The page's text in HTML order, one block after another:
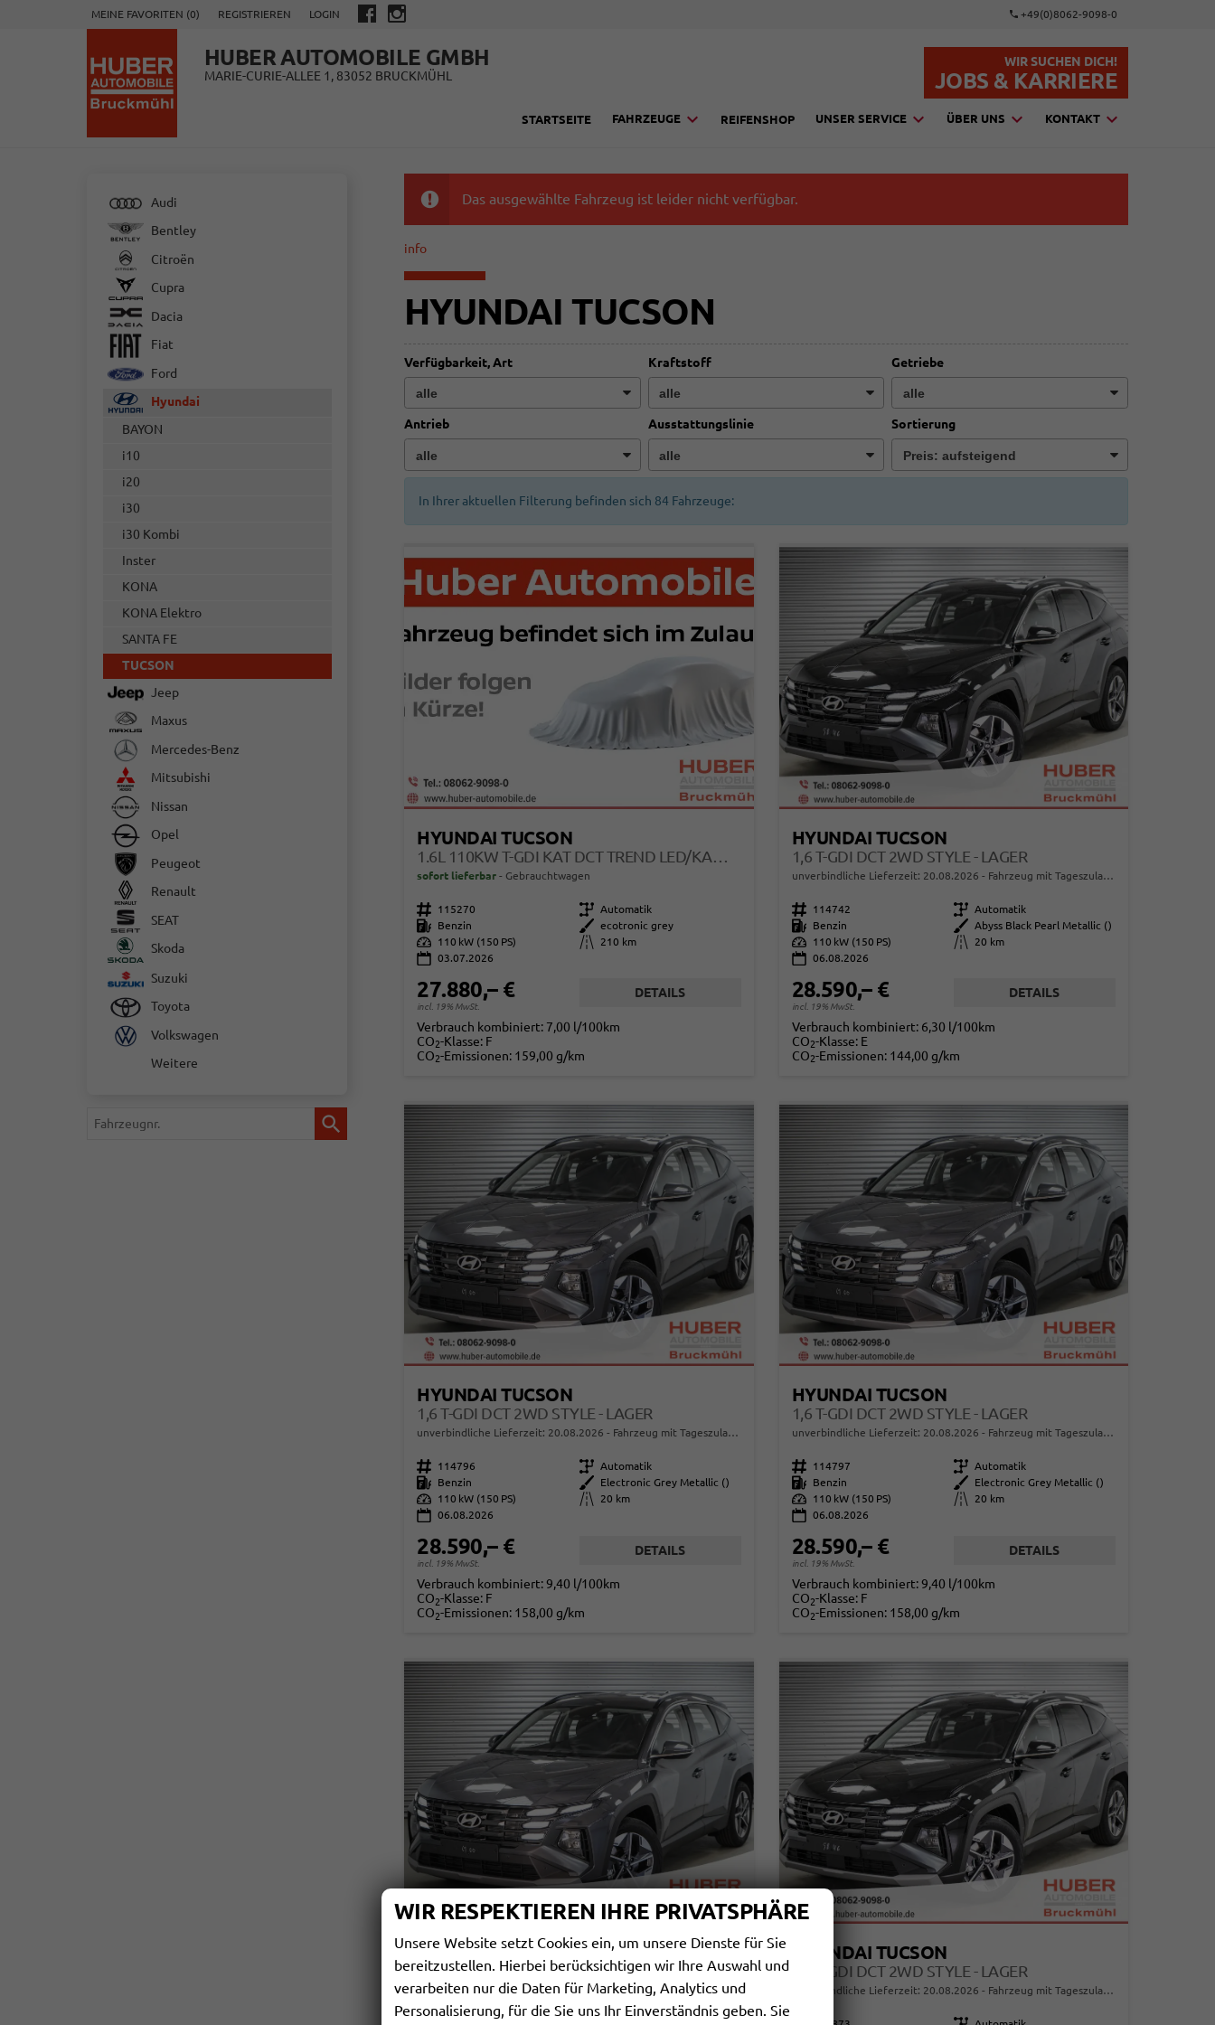
MEINE FAVORITEN (0) REGISTRIEREN LOGIN +49(0)8062-9098-0
HUBER AUTOMOBILE GMBH
MARIE-CURIE-ALLEE 1, 83052 BRUCKMÜHL
WIR SUCHEN DICH!
JOBS & KARRIERE
STARTSEITE FAHRZEUGE REIFENSHOP UNSER SERVICE ÜBER UNS KONTAKT
Das ausgewählte Fahrzeug ist leider nicht verfügbar.
info
HYUNDAI TUCSON
Verfügbarkeit, Art Kraftstoff Getriebe
Antrieb Ausstattungslinie Sortierung
In Ihrer aktuellen Filterung befinden sich 84 Fahrzeuge:
HYUNDAI TUCSON
sofort lieferbar Gebrauchtwagen
Fahrzeugnr. 115270 Getriebe
Automatik
Kraftstoff
Benzin Außenfarbe
ecotronic grey
Leistung
110 kW (150 PS) Kilometerstand
210 km
03.07.2026
27.880,– €
incl. 19% MwSt.
DETAILS
Verbrauch kombiniert: 7,00 l/100km
CO2-Klasse: F
CO2-Emissionen: 159,00 g/km
HYUNDAI TUCSON
1,6 T-GDI DCT 2WD STYLE - LAGER
unverbindliche Lieferzeit: 20.08.2026 Fahrzeug mit Tageszulassung
Fahrzeugnr. 114742 Getriebe
Automatik
Kraftstoff
Benzin Außenfarbe
Abyss Black Pearl Metallic ()
Leistung
110 kW (150 PS) Kilometerstand
20 km
06.08.2026
28.590,– €
incl. 19% MwSt.
DETAILS
Verbrauch kombiniert: 6,30 l/100km
CO2-Klasse: E
CO2-Emissionen: 144,00 g/km
HYUNDAI TUCSON
1,6 T-GDI DCT 2WD STYLE - LAGER
unverbindliche Lieferzeit: 20.08.2026 Fahrzeug mit Tageszulassung
Fahrzeugnr. 114796 Getriebe Automatik
Kraftstoff
Benzin Außenfarbe
Electronic Grey Metallic ()
Leistung
110 kW (150 PS) Kilometerstand
20 km
06.08.2026
28.590,– €
incl. 19% MwSt.
DETAILS
Verbrauch kombiniert: 9,40 l/100km
CO2-Klasse: F
CO2-Emissionen: 158,00 g/km
HYUNDAI TUCSON
1,6 T-GDI DCT 2WD STYLE - LAGER
unverbindliche Lieferzeit: 20.08.2026 Fahrzeug mit Tageszulassung
Fahrzeugnr. 114797 Getriebe Automatik
Kraftstoff
Benzin Außenfarbe
Electronic Grey Metallic ()
Leistung
110 kW (150 PS) Kilometerstand
20 km
06.08.2026
28.590,– €
incl. 19% MwSt.
DETAILS
Verbrauch kombiniert: 9,40 l/100km
CO2-Klasse: F
CO2-Emissionen: 158,00 g/km
HYUNDAI TUCSON
1,6 T-GDI DCT 2WD STYLE - LAGER
unverbindliche Lieferzeit:20.08.2026 Fahrzeug mit Tageszulassung
HYUNDAI TUCSON
1,6 T-GDI DCT 2WD STYLE - LAGER
unverbindliche Lieferzeit: 20.08.2026 Fahrzeug mit Tageszulassung
Audi
Bentley
Citroën
Cupra
Dacia
Fiat
Ford
Hyundai
BAYON
i10
i20
i30
i30 Kombi
Inster
KONA
KONA Elektro
SANTA FE
TUCSON
Jeep
Maxus
Mercedes-Benz
Mitsubishi
Nissan
Opel
Peugeot
Renault
SEAT
Skoda
Suzuki
Toyota
Volkswagen
Weitere
Fahrzeugnr.
WIR RESPEKTIEREN IHRE PRIVATSPHÄRE
Unsere Website setzt Cookies ein, um unsere Dienste für Sie
bereitzustellen. Hierbei berücksichtigen wir Ihre Auswahl und
verarbeiten nur die Daten für Marketing, Analytics und
Personalisierung, für die Sie uns Ihr Einverständnis geben. Sie